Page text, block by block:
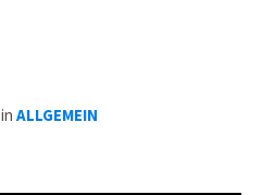
in ALLGEMEIN